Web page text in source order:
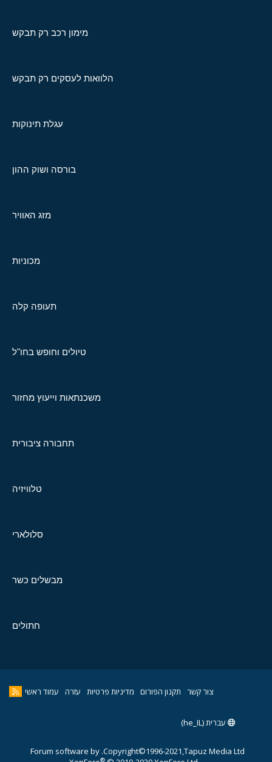
מימון רכב רק תבקש
הלוואות לעסקים רק תבקש
עגלת תינוקות
בורסה ושוק ההון
מזג האוויר
מכוניות
תעופה קלה
טיולים וחופש בחו"ל
משכנתאות וייעוץ מחזור
תחבורה ציבורית
טלוויזיה
סלולארי
מבשלים כשר
חתולים
צור קשר תקנון הפורום מדיניות פרטיות עזרה עמוד ראשי
עברית (he_IL)
Copyright©1996-2021,Tapuz Media Ltd.
Forum software by
®